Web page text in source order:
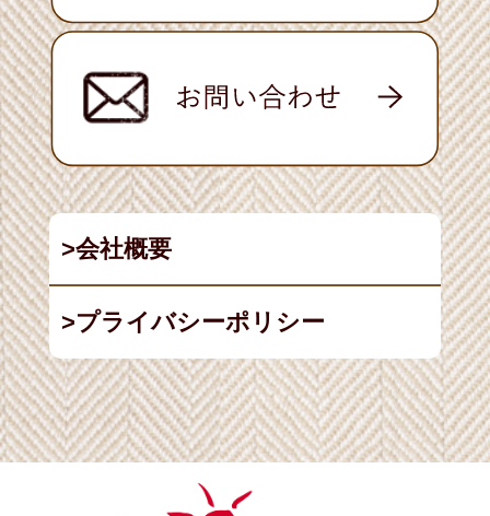
会社概要
プライバシーポリシー